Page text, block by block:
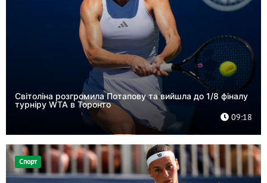
Світоліна розгромила Потапову та вийшла до 1/8 фіналу
турніру WTA в Торонто
09:18
Спорт